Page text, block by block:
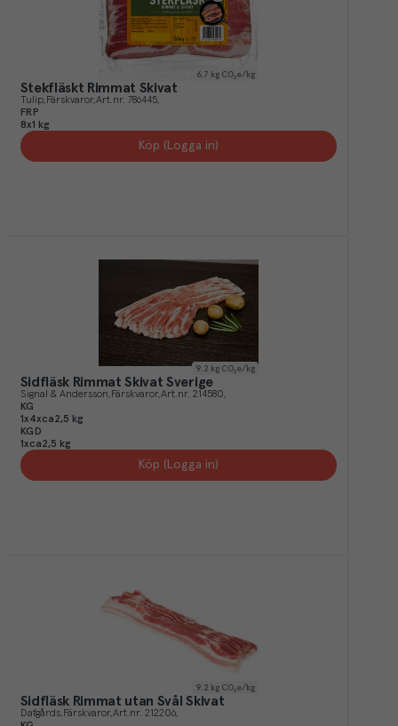
6.7 kg CO₂e/kg
Stekfläskt Rimmat Skivat
Tulip Färskvaror Art.nr. 786445
FRP
8x1 kg
Köp (Logga in)
9.2 kg CO₂e/kg
Sidfläsk Rimmat Skivat Sverige
Signal & Andersson Färskvaror Art.nr. 214580
KG
1x4xca2,5 kg
KGD
1xca2,5 kg
Köp (Logga in)
9.2 kg CO₂e/kg
Sidfläsk Rimmat utan Svål Skivat
Dafgårds Färskvaror Art.nr. 212206